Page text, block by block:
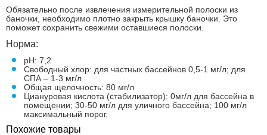
Обязательно после извлечения измерительной полоски из
баночки, необходимо плотно закрыть крышку баночки. Это
поможет сохранить свежими оставшиеся полоски.
Норма:
рН: 7,2
Свободный хлор: для частных бассейнов 0,5-1 мг/л; для
СПА – 1-3 мг/л
Общая щелочность: 80 мг/л
Циануровая кислота (стабилизатор): 0мг/л для бассейна в
помещении; 30-50 мг/л для уличного бассейна; 100 мг/л
максимальный порог.
Похожие товары